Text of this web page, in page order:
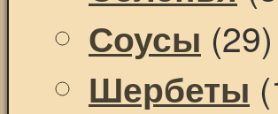
Соусы (29)
Шербеты